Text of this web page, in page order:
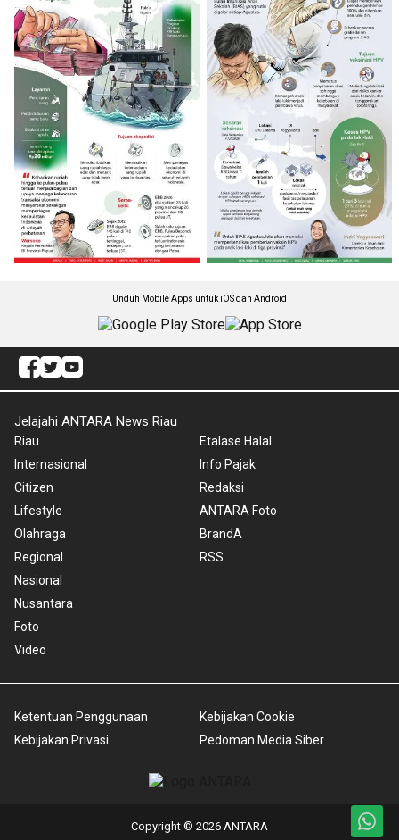
Unduh Mobile Apps untuk iOS dan Android
Jelajahi ANTARA News Riau
Riau
Internasional
Citizen
Lifestyle
Olahraga
Regional
Nasional
Nusantara
Foto
Video
Etalase Halal
Info Pajak
Redaksi
ANTARA Foto
BrandA
RSS
Ketentuan Penggunaan
Kebijakan Privasi
Kebijakan Cookie
Pedoman Media Siber
Copyright © 2026 ANTARA